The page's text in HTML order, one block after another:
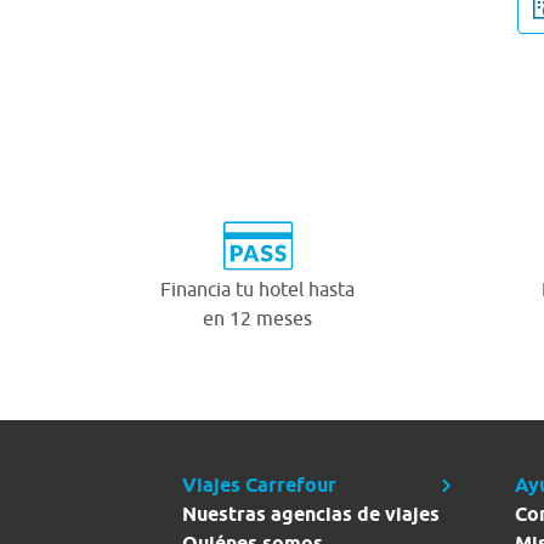
Financia tu hotel hasta
en 12 meses
Viajes Carrefour
Nuestras agencias de viajes